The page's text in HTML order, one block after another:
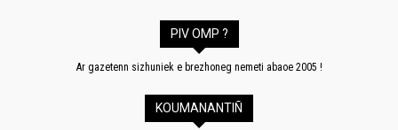
PIV OMP ?
Ar gazetenn sizhuniek e brezhoneg nemeti abaoe 2005 !
KOUMANANTIÑ